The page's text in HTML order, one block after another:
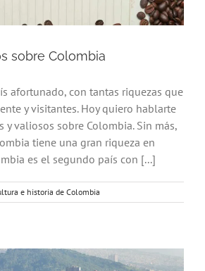
sobre Colombia
afortunado, con tantas riquezas que
y visitantes. Hoy quiero hablarte
y valiosos sobre Colombia. Sin más,
tiene una gran riqueza en
es el segundo país con [...]
e historia de Colombia